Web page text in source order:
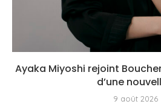
Ayaka Miyoshi rejoint
d’une
9 août 2026